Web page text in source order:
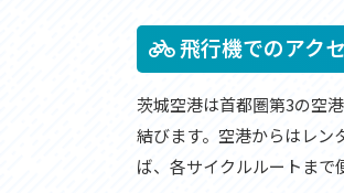
飛行機でのアク
茨城空港は首都圏第3の空
結びます。空港からはレン
ば、各サイクルルートまで